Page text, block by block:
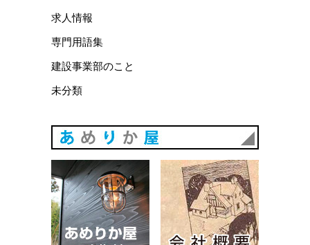
求人情報
専門用語集
建設事業部のこと
未分類
あめりか屋WEBサイト